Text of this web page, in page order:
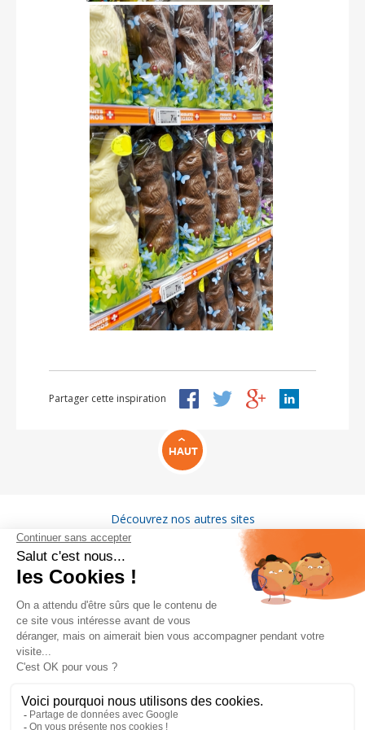
Partager cette inspiration
HAUT
Découvrez nos autres sites
Protection des Données